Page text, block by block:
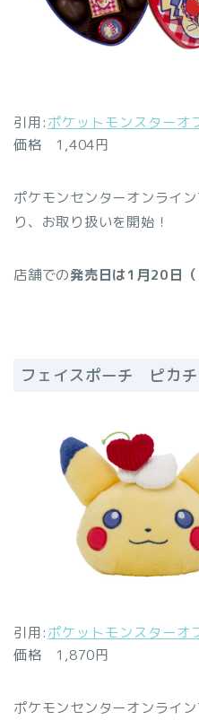
引用:ポケットモンスターオ
価格 1,404円
ポケモンセンターオンライ
り、お取り扱いを開始！
店舗での発売日は1月20日（
フェイスポーチ ピカチ
引用:ポケットモンスターオ
価格 1,870円
ポケモンセンターオンライ